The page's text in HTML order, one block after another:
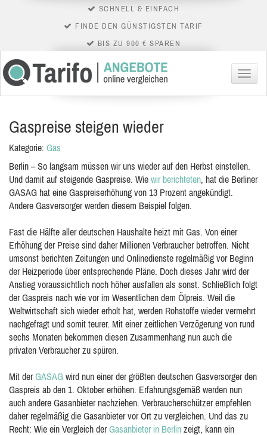
SCHNELL & EINFACH
FINDE DEN GÜNSTIGSTEN TARIF
BIS ZU 900 € SPAREN
Menü
Gaspreise steigen wieder
Kategorie: Gas
Berlin – So langsam müssen wir uns wieder auf den Herbst einstellen.
Und damit auf steigende Gaspreise. Wie wir berichteten, hat die Berliner
GASAG hat eine Gaspreiserhöhung von 13 Prozent angekündigt.
Andere Gasversorger werden diesem Beispiel folgen.
Fast die Hälfte aller deutschen Haushalte heizt mit Gas. Von einer
Erhöhung der Preise sind daher Millionen Verbraucher betroffen. Nicht
umsonst berichten Zeitungen und Onlinedienste regelmäßig vor Beginn
der Heizperiode über entsprechende Pläne. Doch dieses Jahr wird der
Anstieg voraussichtlich noch höher ausfallen als sonst. Schließlich folgt
der Gaspreis nach wie vor im Wesentlichen dem Ölpreis. Weil die
Weltwirtschaft sich wieder erholt hat, werden Rohstoffe wieder vermehrt
nachgefragt und somit teurer. Mit einer zeitlichen Verzögerung von rund
sechs Monaten bekommen diesen Zusammenhang nun auch die
privaten Verbraucher zu spüren.
Mit derGASAG wird nun einer der größten deutschen Gasversorger den
Gaspreis ab den 1. Oktober erhöhen. Erfahrungsgemäß werden nun
auch andere Gasanbieter nachziehen. Verbraucherschützer empfehlen
daher regelmäßig die Gasanbieter vor Ort zu vergleichen. Und das zu
Recht: Wie ein Vergleich derGasanbieter in Berlin zeigt, kann ein